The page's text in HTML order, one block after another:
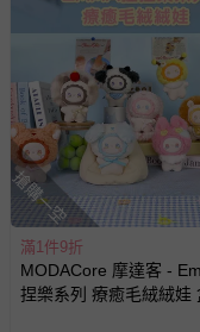
與服務，謝謝。
針對滿件折/滿額
留商品未達活動門
回。
部分商品依據消
豫期範圍：
易於腐敗、保
商品、食品等
客製化商品（
搶購一空
滿1件9折
MODACore 摩達客 -
捏樂系列 療癒毛絨絨娃